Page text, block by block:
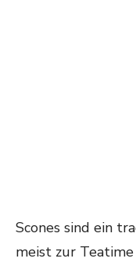
Scones sind ein
meist zur